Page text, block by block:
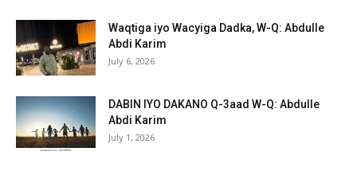
Waqtiga iyo Wacyiga Dadka, W-Q: Abdulle
Abdi Karim
July 6, 2026
DABIN IYO DAKANO Q-3aad W-Q: Abdulle
Abdi Karim
July 1, 2026